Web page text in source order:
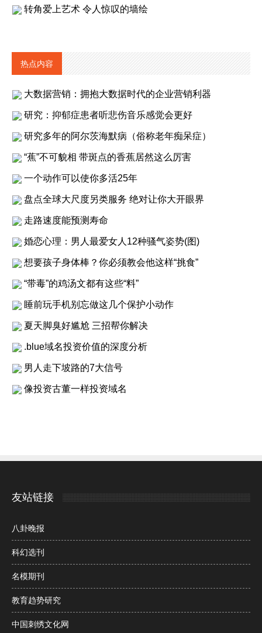
转角爱上艺术 令人惊叹的墙绘
热点内容
大数据营销：拥抱大数据时代的企业营销利器
研究：抑郁症患者听悲伤音乐感觉会更好
研究多年的阿尔茨海默病（俗称老年痴呆症）
“蕉”不可貌相 带斑点的香蕉居然这么厉害
一个动作可以使你多活25年
盘点全球大尺度另类服务 绝对让你大开眼界
走路速度能预测寿命
婚恋心理：男人最爱女人12种骚气姿势(图)
想要孩子身体棒？你必须教会他这样“挑食”
“带毒”的鸡汤文都有这些“料”
睡前玩手机别忘做这几个保护小动作
夏天脚臭好尴尬 三招帮你解决
.blue域名投资价值的深度分析
男人走下坡路的7大信号
像投资古董一样投资域名
友站链接
八卦晚报
科幻选刊
名模期刊
教育趋势研究
中国刺绣文化网